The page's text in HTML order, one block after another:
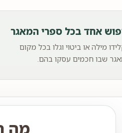
אחד בכל ספרי המאגר
מילה או ביטוי וגלו בכל מקום
שבו חכמים עסקו בהם.